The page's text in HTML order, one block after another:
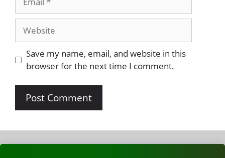
Save my name, email, and website in this
browser for the next time I comment.